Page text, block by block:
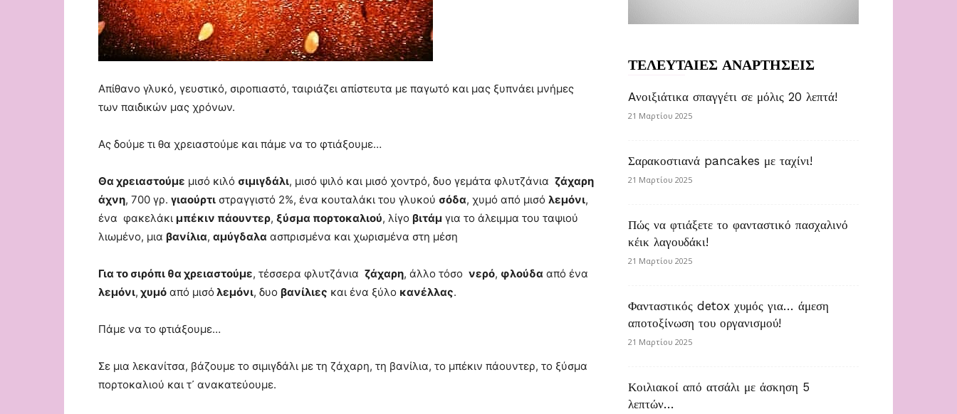
Απίθανο γλυκό, γευστικό, σιροπιαστό, ταιριάζει απίστευτα με παγωτό και μας ξυπνάει μνήμες
των παιδικών μας χρόνων.
Ας δούμε τι θα χρειαστούμε και πάμε να το φτιάξουμε…
Θα χρειαστούμε μισό κιλό σιμιγδάλι, μισό ψιλό και μισό χοντρό, δυο γεμάτα φλυτζάνια ζάχαρη
άχνη, 700 γρ. γιαούρτι στραγγιστό 2%, ένα κουταλάκι του γλυκού σόδα, χυμό από μισό λεμόνι,
ένα φακελάκι μπέκιν πάουντερ, ξύσμα πορτοκαλιού, λίγο βιτάμ για το άλειμμα του ταψιού
λιωμένο, μια βανίλια, αμύγδαλα ασπρισμένα και χωρισμένα στη μέση
Για το σιρόπι θα χρειαστούμε, τέσσερα φλυτζάνια ζάχαρη, άλλο τόσο νερό, φλούδα από ένα
λεμόνι, χυμό από μισό λεμόνι, δυο βανίλιες και ένα ξύλο κανέλλας.
Πάμε να το φτιάξουμε…
Σε μια λεκανίτσα, βάζουμε το σιμιγδάλι με τη ζάχαρη, τη βανίλια, το μπέκιν πάουντερ, το ξύσμα
πορτοκαλιού και τ᾿ ανακατεύουμε.
ΤΕΛΕΥΤΑΙΕΣ ΑΝΑΡΤΗΣΕΙΣ
Aνοιξιάτικα σπαγγέτι σε μόλις 20 λεπτά!
21 Μαρτίου 2025
Σαρακοστιανά pancakes με ταχίνι!
21 Μαρτίου 2025
Πώς να φτιάξετε το φανταστικό πασχαλινό
κέικ λαγουδάκι!
21 Μαρτίου 2025
Φανταστικός detox χυμός για… άμεση
αποτοξίνωση του οργανισμού!
21 Μαρτίου 2025
Κοιλιακοί από ατσάλι με άσκηση 5
λεπτών…